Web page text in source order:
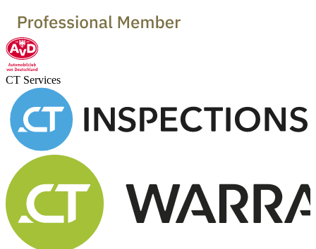
CT Services